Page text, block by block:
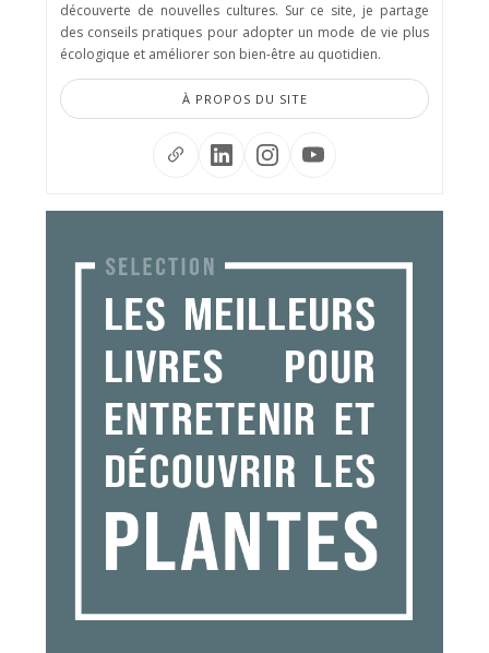
découverte de nouvelles cultures. Sur ce site, je partage
des conseils pratiques pour adopter un mode de vie plus
écologique et améliorer son bien-être au quotidien.
À PROPOS DU SITE